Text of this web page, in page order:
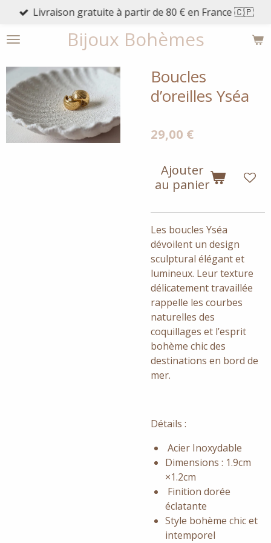
Passer
contenu
Bijoux Bohèmes
Livraison gratuite à partir de 80 € en France 🇨🇵
Boucles
d’oreilles Yséa
29,00 €
Ajouter
au panier
Les boucles Yséa
dévoilent un design
sculptural élégant et
lumineux. Leur texture
délicatement travaillée
rappelle les courbes
naturelles des
coquillages et l’esprit
bohème chic des
destinations en bord de
mer.
Détails :
Acier Inoxydable
Dimensions : 1.9cm
×1.2cm
Finition dorée
éclatante
Style bohème chic et
intemporel